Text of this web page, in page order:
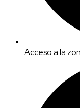
Acceso a la